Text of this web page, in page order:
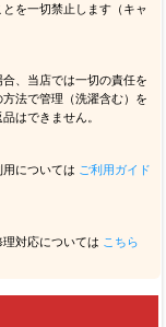
を一切禁止します（キャ
、当店では一切の責任を
法で管理（洗濯含む）を
はできません。
については ご利用ガイド
対応については こちら